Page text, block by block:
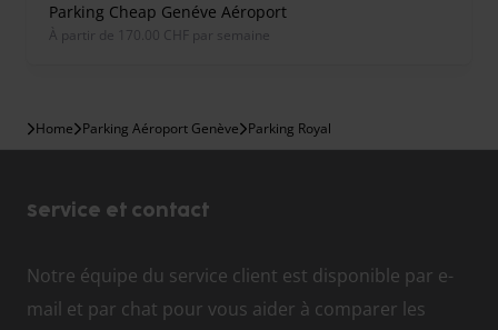
Parking Cheap Genéve Aéroport
À partir de 170.00 CHF par semaine
Home Parking Aéroport Genève Parking Royal
Service et contact
Notre équipe du service client est disponible par e-
mail et par chat pour vous aider à comparer les